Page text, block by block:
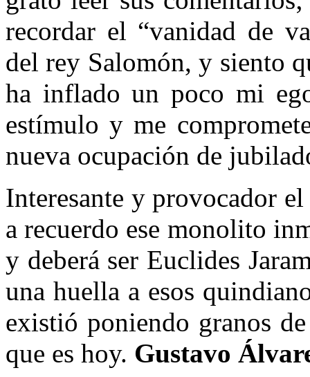
recordar el “vanidad de
del rey Salomón, y siento
ha inflado un poco mi
estímulo y me
nueva ocupación de
Interesante y provocador
a recuerdo ese monolito
y deberá ser Euclides
una huella a esos
existió poniendo granos
que es hoy. Gustavo